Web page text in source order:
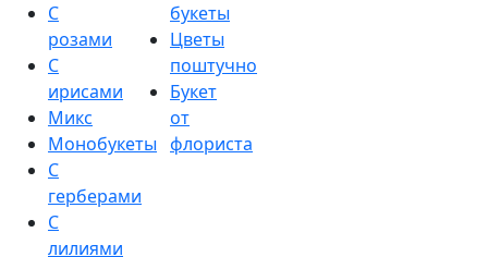
С
розами
С
ирисами
Микс
Монобукеты
С
герберами
С
лилиями
букеты
Цветы
поштучно
Букет
от
флориста